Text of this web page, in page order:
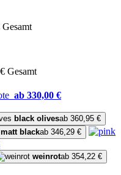
Gesamt
ab 330,00 €
black olivesab 360,95 €
matt blackab 346,29 €
weinrotab 354,22 €